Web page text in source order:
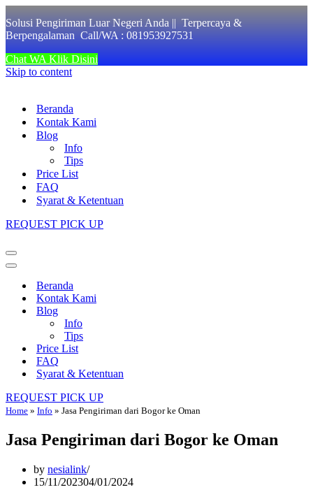
Solusi Pengiriman Luar Negeri Anda || Terpercaya &
Berpengalaman Call/WA : 081953927531
Chat WA Klik Disini
Skip to content
Beranda
Kontak Kami
Blog
Info
Tips
Price List
FAQ
Syarat & Ketentuan
REQUEST PICK UP
Navigation
Menu
Navigation
Beranda
Kontak Kami
Blog
Info
Tips
Price List
FAQ
Syarat & Ketentuan
REQUEST PICK UP
Home » Info » Jasa Pengiriman dari Bogor ke Oman
Jasa Pengiriman dari Bogor ke Oman
by nesialink
15/11/202304/01/2024